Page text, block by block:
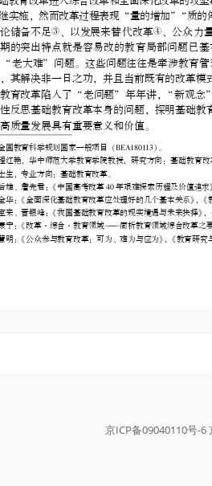
京ICP备09040110号-6